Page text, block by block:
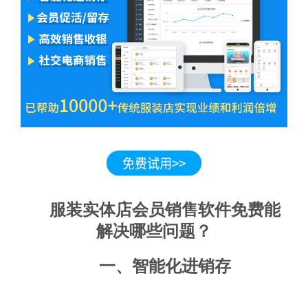
服装实体店会员销售软件免费能
解决哪些问题？
一、智能化进销存